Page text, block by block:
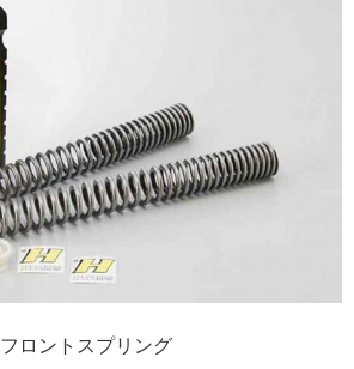
フロントスプリング